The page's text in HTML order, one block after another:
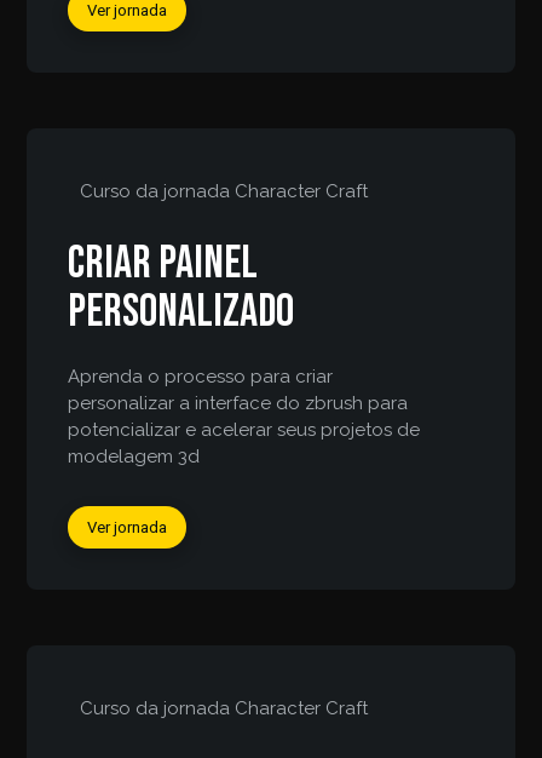
Ver jornada
Curso da jornada Character Craft
Criar painel
personalizado
Aprenda o processo para criar
personalizar a interface do zbrush para
potencializar e acelerar seus projetos de
modelagem 3d
Ver jornada
Curso da jornada Character Craft